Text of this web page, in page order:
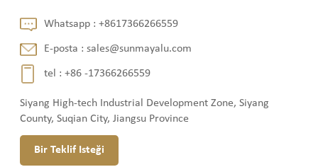
Whatsapp :+8617366266559
E-posta :sales@sunmayalu.com
tel :+86 -17366266559
Siyang High-tech Industrial Development Zone, Siyang
County, Suqian City, Jiangsu Province
Bir Teklif Isteği